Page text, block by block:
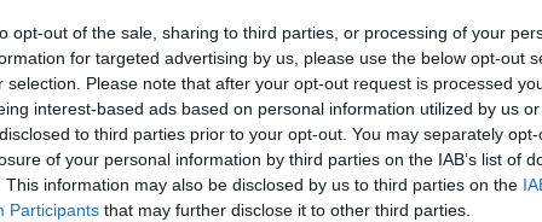
opt-out of the sale, sharing to third parties, or processing of your
for targeted advertising by us, please use the below opt-out
selection. Please note that after your opt-out request is processed
interest-based ads based on personal information utilized by us
to third parties prior to your opt-out. You may separately
of your personal information by third parties on the IAB’s list of
This information may also be disclosed by us to third parties on the
Participants that may further disclose it to other third parties.
2015-08-27 18:27
Kom ihåg mig
Glömt ditt lösenord?
Få ny aktiveringslänk
Betapet är gratis!